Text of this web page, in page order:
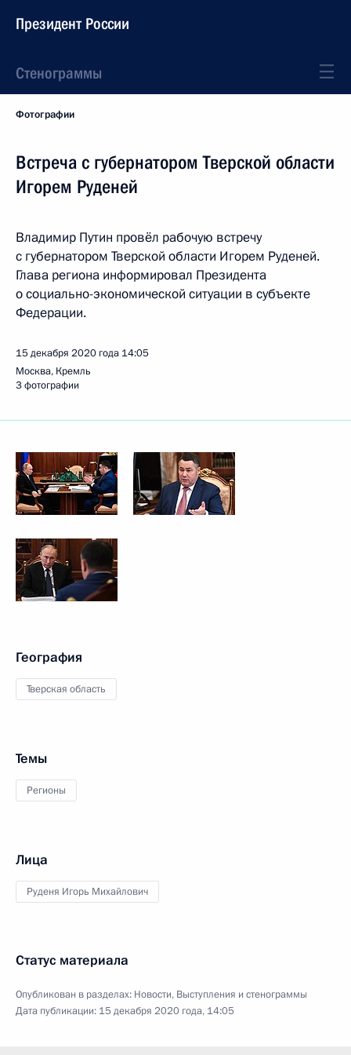
Президент России
Стенограммы
Фотографии
Встреча с губернатором Тверской области
Игорем Руденей
Владимир Путин провёл рабочую встречу
с губернатором Тверской области Игорем Руденей.
Глава региона информировал Президента
о социально-экономической ситуации в субъекте
Федерации.
15 декабря 2020 года 14:05
Москва, Кремль
3 фотографии
География
Тверская область
Темы
Регионы
Лица
Руденя Игорь Михайлович
Статус материала
Опубликован в разделах: Новости, Выступления и стенограммы
Дата публикации: 15 декабря 2020 года, 14:05